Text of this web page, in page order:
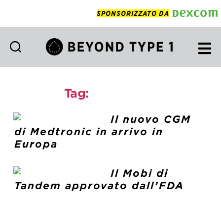
SPONSORIZZATO DA
Tag:
Il nuovo CGM
di Medtronic in arrivo in
Europa
Il Mobi di
Tandem approvato dall’FDA